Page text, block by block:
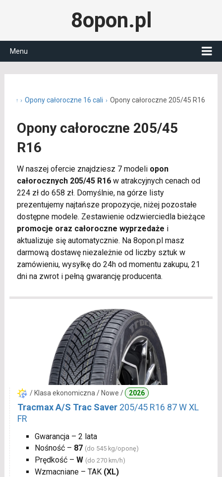
8opon.pl
Menu
Opony całoroczne 16 cali Opony całoroczne 205/45 R16
Opony całoroczne 205/45
R16
W naszej ofercie znajdziesz 7 modeli opon
całorocznych 205/45 R16w atrakcyjnych cenach od
224 zł do 658 zł. Domyślnie, na górze listy
prezentujemy najtańsze propozycje, niżej pozostałe
dostępne modele. Zestawienie odzwierciedla bieżące
promocje oraz całoroczne wyprzedaże i
aktualizuje się automatycznie. Na 8opon.pl masz
darmową dostawę niezależnie od liczby sztuk w
zamówieniu, wysyłkę do 24h od momentu zakupu, 21
dni na zwrot i pełną gwarancję producenta.
/ Klasa ekonomiczna / Nowe / 2026
Tracmax A/S Trac Saver 205/45 R16 87 W XL
FR
Gwarancja – 2 lata
Nośność – 87 (do 545 kg/oponę)
Prędkość – W (do 270 km/h)
Wzmacniane – TAK (XL)